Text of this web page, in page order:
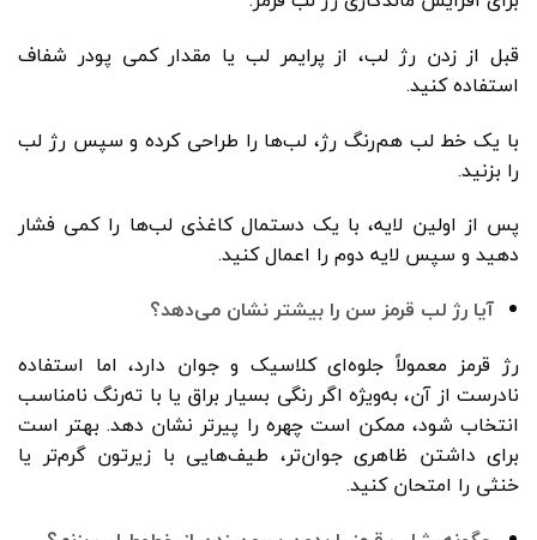
قبل از زدن رژ لب، از پرایمر لب یا مقدار کمی پودر شفاف
استفاده کنید.
با یک خط لب هم‌رنگ رژ، لب‌ها را طراحی کرده و سپس رژ لب
را بزنید.
پس از اولین لایه، با یک دستمال کاغذی لب‌ها را کمی فشار
دهید و سپس لایه دوم را اعمال کنید.
آیا رژ لب قرمز سن را بیشتر نشان می‌دهد؟
رژ قرمز معمولاً جلوه‌ای کلاسیک و جوان دارد، اما استفاده
نادرست از آن، به‌ویژه اگر رنگی بسیار براق یا با ته‌رنگ نامناسب
انتخاب شود، ممکن است چهره را پیرتر نشان دهد. بهتر است
برای داشتن ظاهری جوان‌تر، طیف‌هایی با زیرتون گرم‌تر یا
خنثی را امتحان کنید.